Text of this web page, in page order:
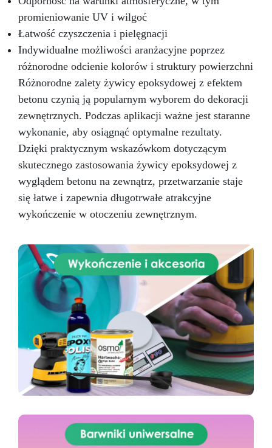
promieniowanie UV i wilgoć
Łatwość czyszczenia i pielęgnacji
Indywidualne możliwości aranżacyjne poprzez
różnorodne odcienie kolorów i struktury powierzchni
Różnorodne zalety żywicy epoksydowej z efektem
betonu czynią ją popularnym wyborem do dekoracji
zewnętrznych. Podczas aplikacji ważne jest staranne
wykonanie, aby osiągnąć optymalne rezultaty.
Dzięki praktycznym wskazówkom dotyczącym
skutecznego zastosowania żywicy epoksydowej z
wyglądem betonu na zewnątrz, przetwarzanie staje
się łatwe i zapewnia długotrwałe atrakcyjne
wykończenie w otoczeniu zewnętrznym.